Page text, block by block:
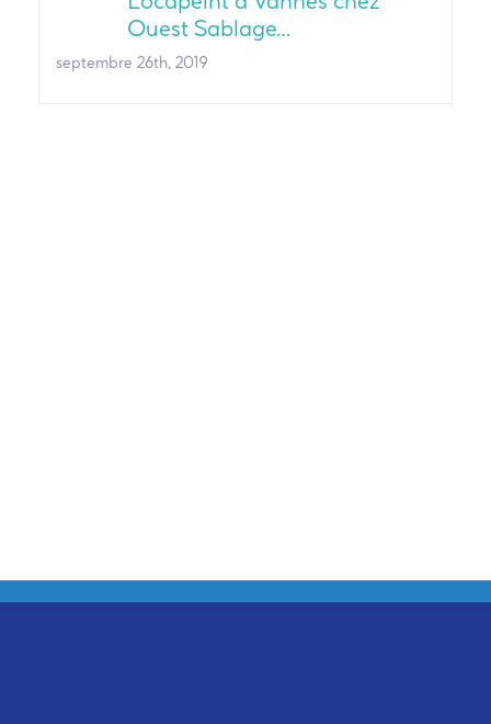
Ouest Sablage…
septembre 26th, 2019